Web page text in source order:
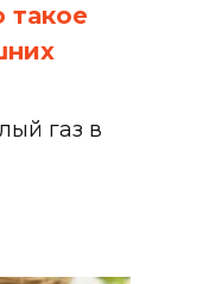
такое
газ в